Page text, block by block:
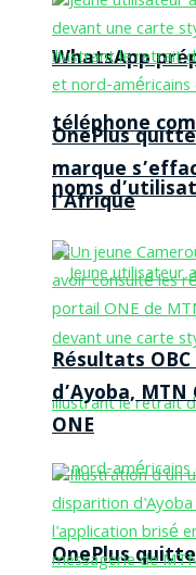
WhatsApp
téléphone
noms
OnePlus
OnePlus
marque
l’Afrique
Résultats
d’Ayoba,
ONE